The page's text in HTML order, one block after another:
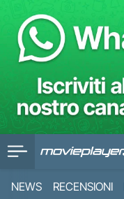
NEWS RECENSIONI